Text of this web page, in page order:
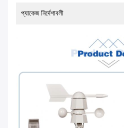
প্যাকেজ নির্দেশাবলী